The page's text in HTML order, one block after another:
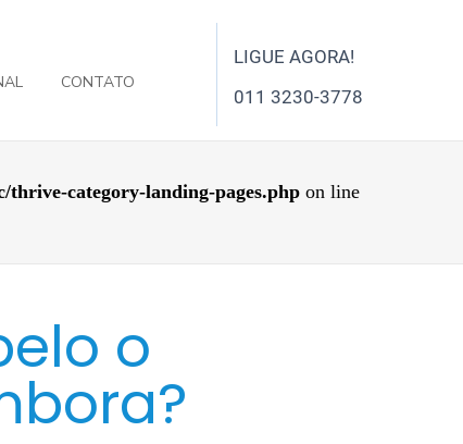
CONTATO
LIGUE AGORA!
011 3230-3778
category-landing-pages.php on line
o